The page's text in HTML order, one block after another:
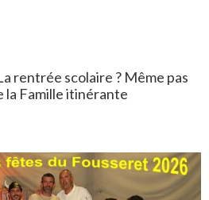
rentrée scolaire ? Même pas
la Famille itinérante